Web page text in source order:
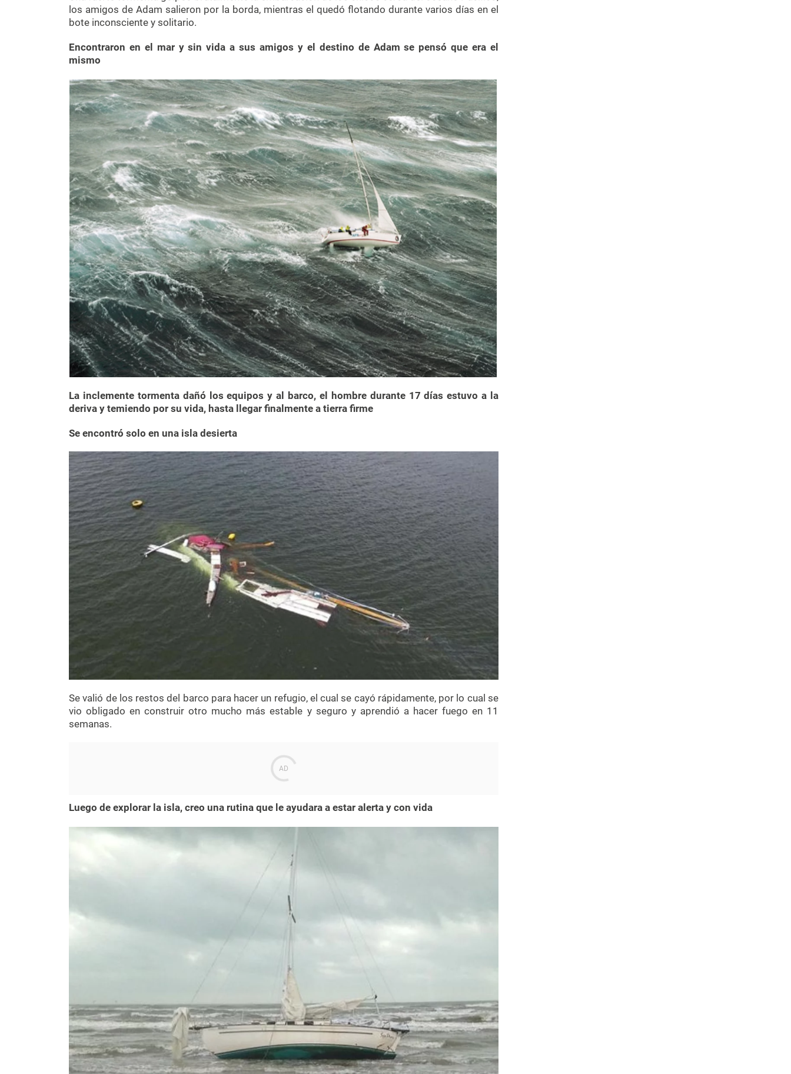
los amigos de Adam salieron por la borda, mientras el quedó flotando durante varios días en el
bote inconsciente y solitario.
Encontraron en el mar y sin vida a sus amigos y el destino de Adam se pensó que era el
mismo
La inclemente tormenta dañó los equipos y al barco, el hombre durante 17 días estuvo a la
deriva y temiendo por su vida, hasta llegar finalmente a tierra firme
Se encontró solo en una isla desierta
Se valió de los restos del barco para hacer un refugio, el cual se cayó rápidamente, por lo cual se
vio obligado en construir otro mucho más estable y seguro y aprendió a hacer fuego en 11
semanas.
Luego de explorar la isla, creo una rutina que le ayudara a estar alerta y con vida